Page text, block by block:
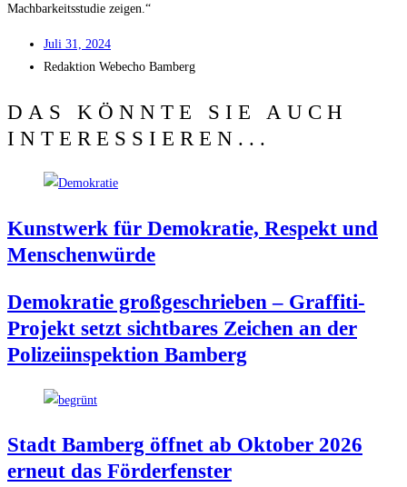
Mach­bar­keits­stu­die zeigen.“
Juli 31, 2024
Redak­ti­on Web­echo Bamberg
DAS KÖNNTE SIE AUCH
INTERESSIEREN...
Kunst­werk für Demo­kra­tie, Respekt und
Menschenwürde
Demo­kra­tie groß­ge­schrie­ben – Graf­fi­ti-
Pro­jekt setzt sicht­ba­res Zei­chen an der
Poli­zei­in­spek­ti­on Bamberg
Stadt Bam­berg öff­net ab Okto­ber 2026
erneut das Förderfenster